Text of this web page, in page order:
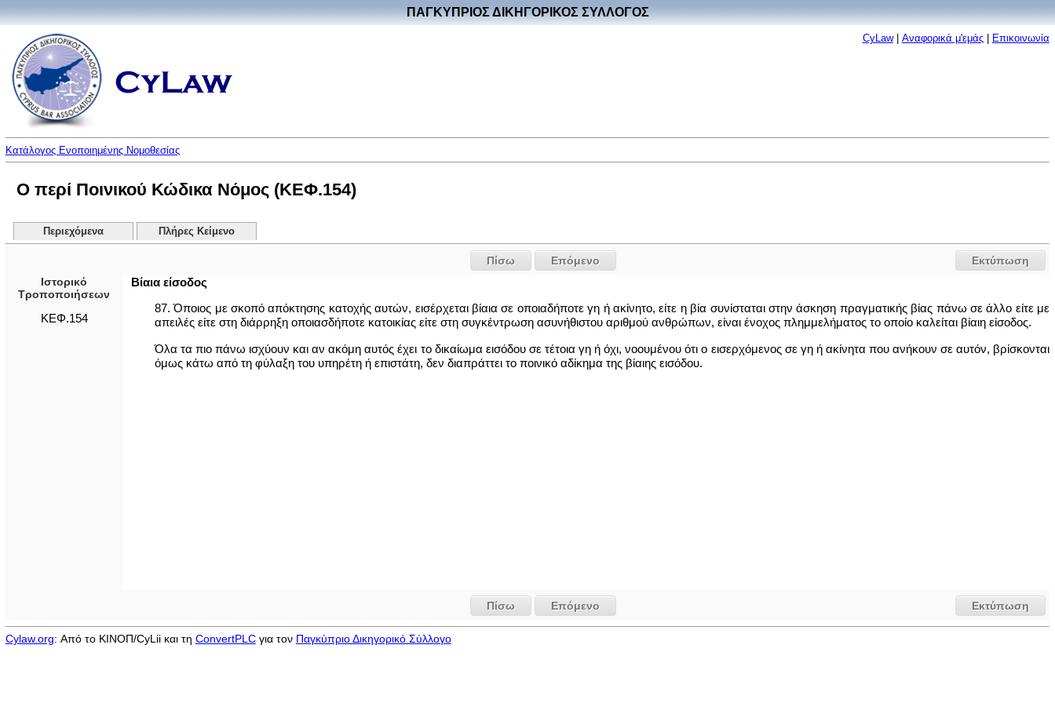
ΠΑΓΚΥΠΡΙΟΣ ΔΙΚΗΓΟΡΙΚΟΣ ΣΥΛΛΟΓΟΣ
CyLaw| Αναφορικά μ'εμάς| Επικοινωνία
Κατάλογος Ενοποιημένης Νομοθεσίας
Ο περί Ποινικού Κώδικα Νόμος (ΚΕΦ.154)
Περιεχόμενα Πλήρες Κείμενο
Εκτύπωση
Πίσω
Επόμενο
Ιστορικό
Τροποποιήσεων
ΚΕΦ.154
Βίαια είσοδος
87. Όποιος με σκοπό απόκτησης κατοχής αυτών, εισέρχεται βίαια σε οποιαδήποτε γη ή ακίνητο, είτε η βία συνίσταται στην άσκηση πραγματικής βίας πάνω σε άλλο είτε με
απειλές είτε στη διάρρηξη οποιασδήποτε κατοικίας είτε στη συγκέντρωση ασυνήθιστου αριθμού ανθρώπων, είναι ένοχος πλημμελήματος το οποίο καλείται βίαιη είσοδος.
Όλα τα πιο πάνω ισχύουν και αν ακόμη αυτός έχει το δικαίωμα εισόδου σε τέτοια γη ή όχι, νοουμένου ότι ο εισερχόμενος σε γη ή ακίνητα που ανήκουν σε αυτόν, βρίσκονται
όμως κάτω από τη φύλαξη του υπηρέτη ή επιστάτη, δεν διαπράττει το ποινικό αδίκημα της βίαιης εισόδου.
Εκτύπωση
Πίσω Επόμενο
Cylaw.org: Από το ΚΙΝOΠ/CyLii και τη ConvertPLCγια τον Παγκύπριο Δικηγορικό Σύλλογο